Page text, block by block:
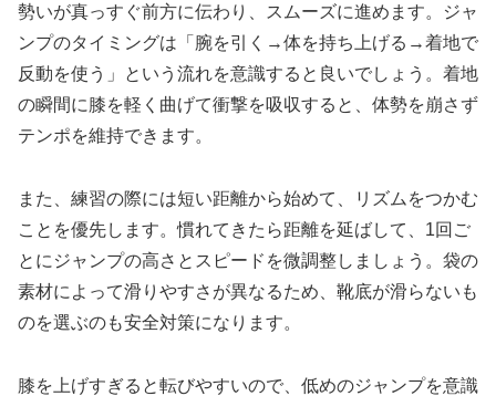
勢いが真っすぐ前方に伝わり、スムーズに進めます。ジャ
ンプのタイミングは「腕を引く→体を持ち上げる→着地で
反動を使う」という流れを意識すると良いでしょう。着地
の瞬間に膝を軽く曲げて衝撃を吸収すると、体勢を崩さず
テンポを維持できます。
また、練習の際には短い距離から始めて、リズムをつかむ
ことを優先します。慣れてきたら距離を延ばして、1回ご
とにジャンプの高さとスピードを微調整しましょう。袋の
素材によって滑りやすさが異なるため、靴底が滑らないも
のを選ぶのも安全対策になります。
膝を上げすぎると転びやすいので、低めのジャンプを意識